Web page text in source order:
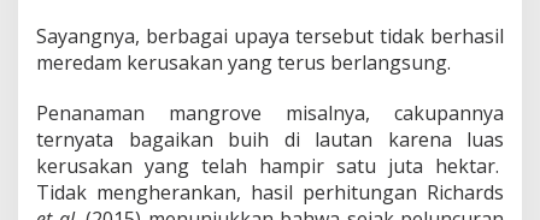
Sayangnya, berbagai upaya tersebut tidak berhasil
meredam kerusakan yang terus berlangsung.
Penanaman mangrove misalnya, cakupannya
ternyata bagaikan buih di lautan karena luas
kerusakan yang telah hampir satu juta hektar.
Tidak mengherankan, hasil perhitungan Richards